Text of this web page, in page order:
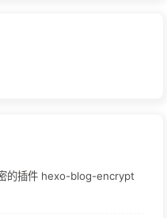
的插件 hexo-blog-encrypt